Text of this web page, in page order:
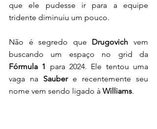
que ele pudesse ir para a equipe
tridente diminuiu um pouco.
Não é segredo que Drugovich vem
Fórmula 1 para 2024. Ele tentou uma
vaga na Sauber e recentemente seu
nome vem sendo ligado à Williams.